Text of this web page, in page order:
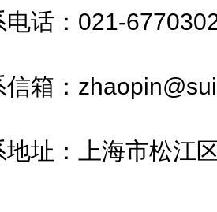
：021-
：
：上海市松江区